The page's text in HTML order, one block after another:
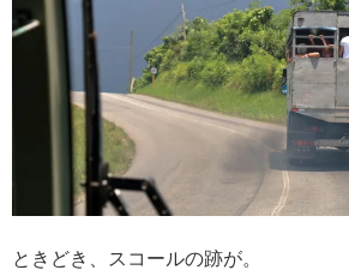
ときどき、スコールの跡が。